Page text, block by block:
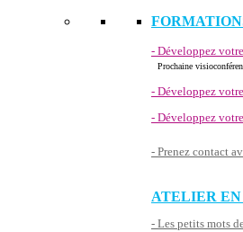
- Développez
Prochaine
- Développez
- Développez
- Prenez contact
ATELIER
- Les petits mots